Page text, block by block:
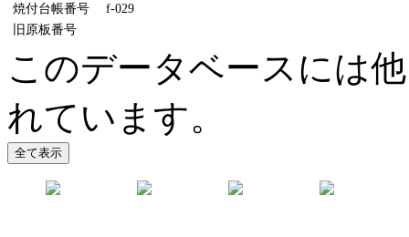
焼付台帳番号
f-029
旧原板番号
このデータベースには
れています。